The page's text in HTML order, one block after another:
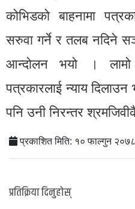
कोभिडको बाहनामा
सरुवा गर्ने र तलब नदिने
आन्दोलन भयो ।
पत्रकारलाई न्याय
पनि उनी निरन्तर
प्रकाशित मिति: १० फाल्गुन
प्रतिक्रिया दिनुहोस्